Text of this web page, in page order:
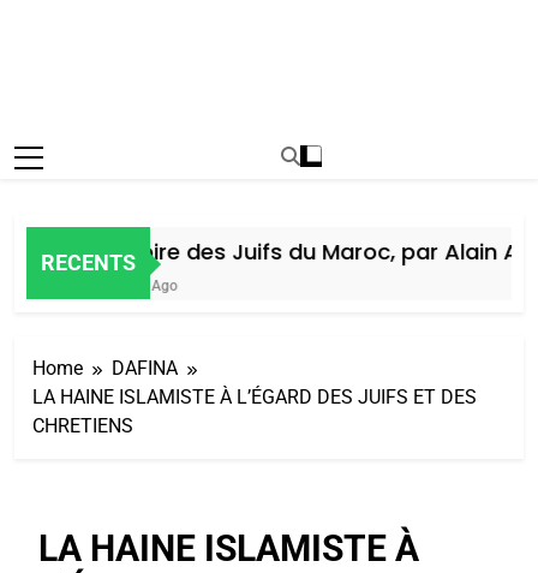
RECENTS
Histoire des Juifs du Maroc, par Alain
6 Jours Ago
Home
DAFINA
LA HAINE ISLAMISTE À L’ÉGARD DES JUIFS ET DES
CHRETIENS
LA HAINE ISLAMISTE À